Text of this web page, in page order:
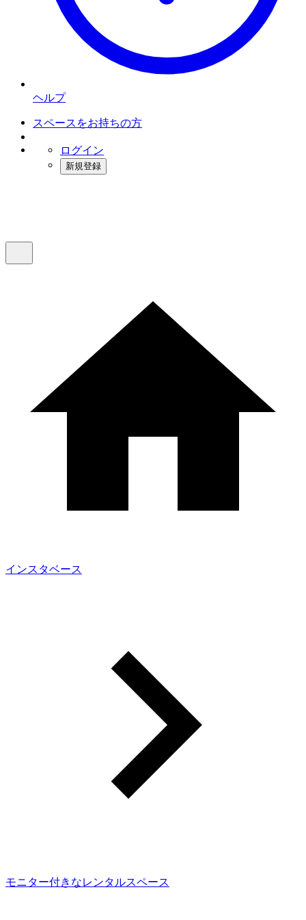
ヘルプ
スペースをお持ちの方
ログイン
新規登録
インスタベース
モニター付きなレンタルスペース